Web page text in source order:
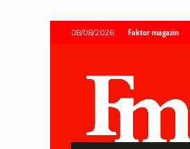
08/08/2026 Faktor magazin